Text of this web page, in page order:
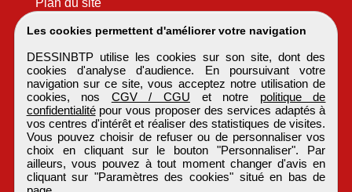
Les cookies permettent d'améliorer votre navigation
DESSINBTP utilise les cookies sur son site, dont des
cookies d'analyse d'audience. En poursuivant votre
navigation sur ce site, vous acceptez notre utilisation de
cookies, nos CGV / CGU et notre politique de
confidentialitépour vous proposer des services adaptés à
vos centres d'intérêt et réaliser des statistiques de visites.
Vous pouvez choisir de refuser ou de personnaliser vos
choix en cliquant sur le bouton "Personnaliser". Par
ailleurs, vous pouvez à tout moment changer d'avis en
cliquant sur "Paramètres des cookies" situé en bas de
Plan du site